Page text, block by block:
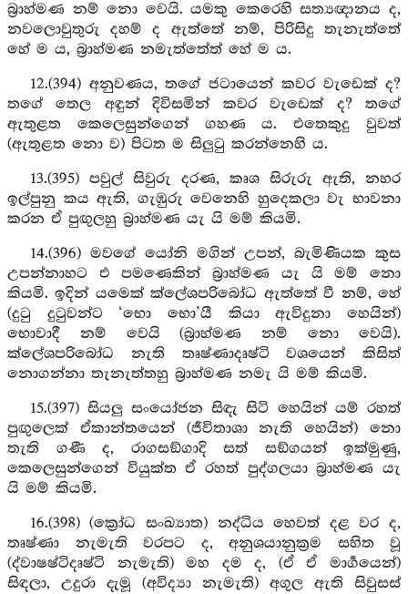
බ්‍රාහ්මණ නම් නො වෙයි. යමකු කෙරෙහි සත්‍යඥානය ද,
නවලොවුතුරු දහම් ද ඇත්තේ නම්, පිරිසිදු තැනැත්තේ
හේ ම ය, බ්‍රාහ්මණ නමැත්තේත් හේ ම ය.
12.(394) අනුවණය, තගේ ජටායෙන් කවර වැඩෙක් ද?
තගේ තෙල අඳුන් දිවිසමින් කවර වැඩෙක් ද? තගේ
ඇතුළත කෙලෙසුන්ගෙන් ගහණ ය. එතෙකුදු වුවත්
(ඇතුළත නො ව) පිටත ම සිලුටු කරන්නෙහි ය.
13.(395) පවුල් සිවුරු දරණ, කෘශ සිරුරු ඇති, නහර
ඉල්පුනු කය ඇති, ගැඹුරු වෙනෙහි හුදෙකලා වැ භාවනා
කරන ඒ පුඟුලහු බ්‍රාහ්මණ යැ යි මම් කියමි.
14.(396) මවගේ යෝනි මගින් උපන්, බැමිණියක කුස
උපන්නාහට එ පමණෙකින් බ්‍රාහ්මණ යැ යි මම් නො
කියමි. ඉදින් යමෙක් ක්ලේශපරිබෝධ ඇත්තේ වී නම්, හේ
(දුටු දුටුවන්ට ‘භො භො’යී කියා ඇවිදුනා හෙයින්)
භොවාදී නම් වෙයි (බ්‍රාහ්මණ නම් නො වෙයි).
ක්ලේශපරිබෝධ නැති තෘෂ්ණාදෘෂ්ටි වශයෙන් කිසිත්
නොගන්නා තැනැත්තහු බ්‍රාහ්මණ නමැ යි මම් කියමි.
15.(397) සියලු සංයෝජන සිඳැ සිටි හෙයින් යම් රහත්
පුඟුලෙක් ඒකාන්තයෙන් (ජීවිතාශා නැති හෙයින්) නො
තැති ගණී ද, රාගසඞ්ගාදි සත් සඞ්ගයන් ඉක්මුණු,
කෙලෙසුන්ගෙන් වියුක්ත ඒ රහත් පුද්ගලයා බ්‍රාහ්මණ යැ
යි මම් කියමි.
16.(398) (ක්‍රෝධ සංඛ්‍යාත) නද්ධිය හෙවත් දළ වර ද,
තෘෂ්ණා නැමැති වරපට ද, අනුශයානුක්‍රම සහිත වූ
(ද්වාෂෂ්ටිදෘෂ්ටි නැමැති) මහ දම ද, (ඒ ඒ මාර්‍ගයෙන්)
සිඳලා, උදුරා දැමූ (අවිද්‍යා නැමැති) අගුල ඇති සිවුසස්